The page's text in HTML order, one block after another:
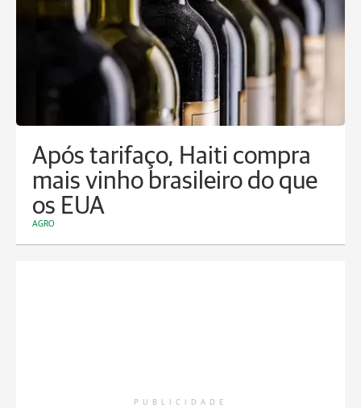
Após tarifaço, Haiti compra
mais vinho brasileiro do que
os EUA
AGRO
PUBLICIDADE